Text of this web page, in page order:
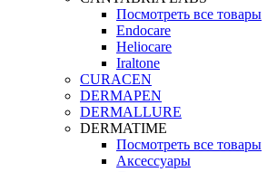
Посмотреть все товары
Endocare
Heliocare
Iraltone
CURACEN
DERMAPEN
DERMALLURE
DERMATIME
Посмотреть все товары
Аксессуары